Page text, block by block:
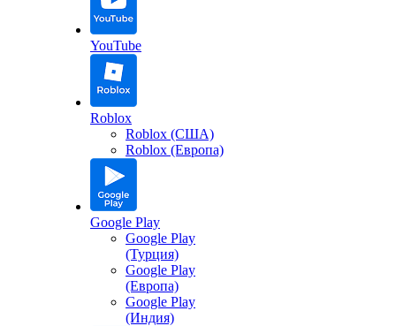
YouTube
Roblox
Roblox (США)
Roblox (Европа)
Google Play
Google Play
(Турция)
Google Play
(Европа)
Google Play
(Индия)